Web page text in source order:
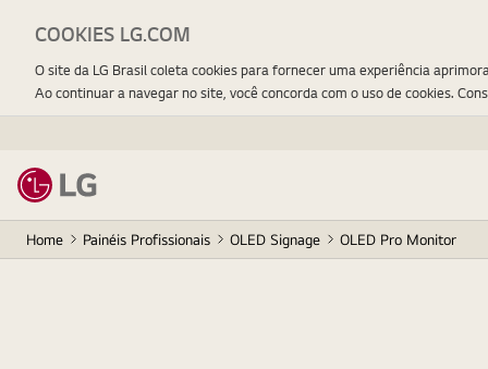
Home Painéis Profissionais OLED Signage OLED Pro Monitor
COOKIES LG.COM
O site da LG Brasil coleta cookies para fornecer uma experiência
Ao continuar a navegar no site, você concorda com o uso de cookies.